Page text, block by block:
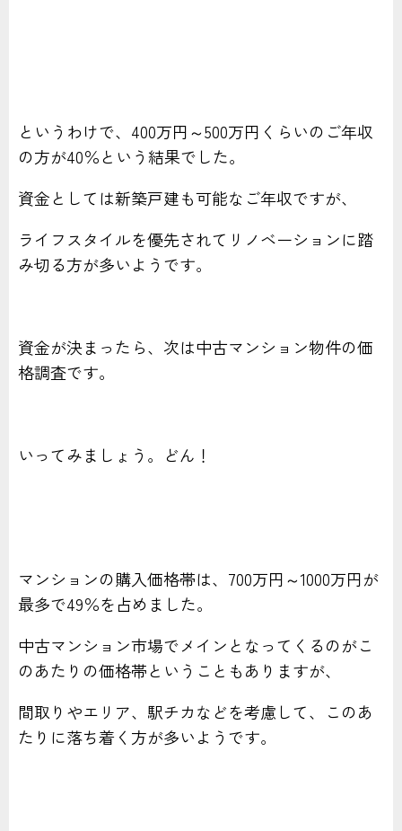
というわけで、400万円～500万円くらいのご年収
の方が40％という結果でした。
資金としては新築戸建も可能なご年収ですが、
ライフスタイルを優先されてリノベーションに踏
み切る方が多いようです。
資金が決まったら、次は中古マンション物件の価
格調査です。
いってみましょう。どん！
マンションの購入価格帯は、700万円～1000万円が
最多で49％を占めました。
中古マンション市場でメインとなってくるのがこ
のあたりの価格帯ということもありますが、
間取りやエリア、駅チカなどを考慮して、このあ
たりに落ち着く方が多いようです。